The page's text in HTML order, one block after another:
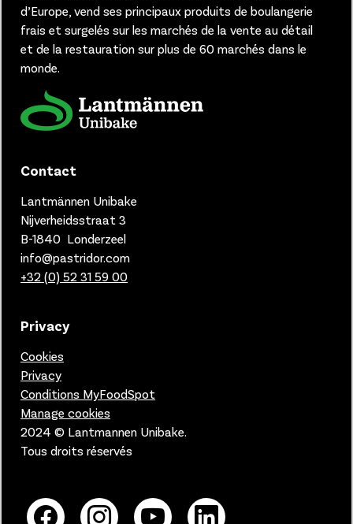
d’Europe, vend ses principaux produits de boulangerie
frais et surgelés sur les marchés de la vente au détail
et de la restauration sur plus de 60 marchés dans le
monde.
Contact
Lantmännen Unibake
Nijverheidsstraat 3
B-1840 Londerzeel
info@pastridor.com
+32 (0) 52 31 59 00
Privacy
Cookies
Privacy
Conditions MyFoodSpot
Manage cookies
2024 © Lantmannen Unibake.
Tous droits réservés